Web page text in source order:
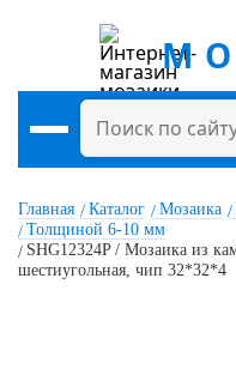
Главная Каталог Мозаика
Толщиной 6-10 мм
SHG12324P / Мозаика из
шестиугольная, чип 32*32*4